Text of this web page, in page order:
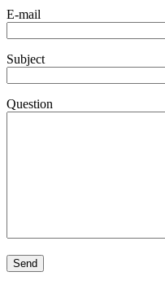
E-mail
Subject
Question